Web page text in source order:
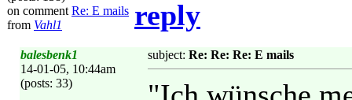
on comment Re: E mails
from Vahl1 reply
balesbenk1
14-01-05, 10:44am
(posts: 33)
subject: Re: Re: Re: E mails